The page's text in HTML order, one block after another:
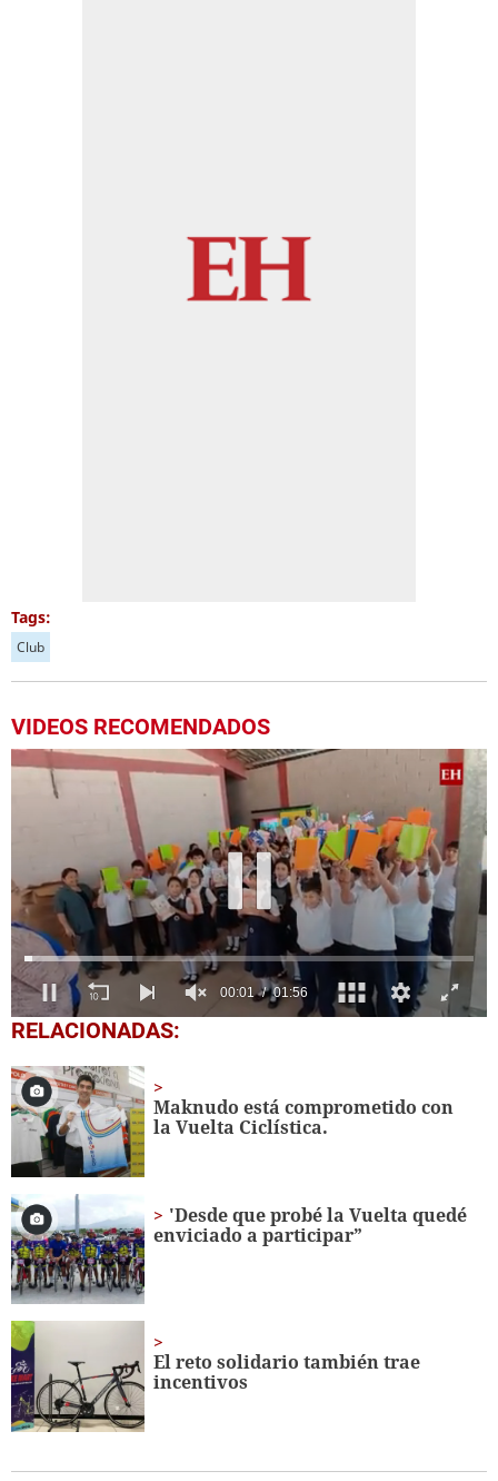
Tags:
Club
VIDEOS RECOMENDADOS
0
seconds
1
minute,
56
seconds
RELACIONADAS:
Maknudo está comprometido con
la Vuelta Ciclística.
'Desde que probé la Vuelta quedé
enviciado a participar”
El reto solidario también trae
incentivos